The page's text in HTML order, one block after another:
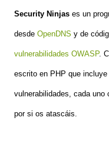
Security Ninjas es un
desde OpenDNS y de
vulnerabilidades OWASP.
escrito en PHP que
vulnerabilidades, cada uno
por si os atascáis.